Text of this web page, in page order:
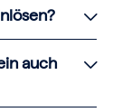
auch